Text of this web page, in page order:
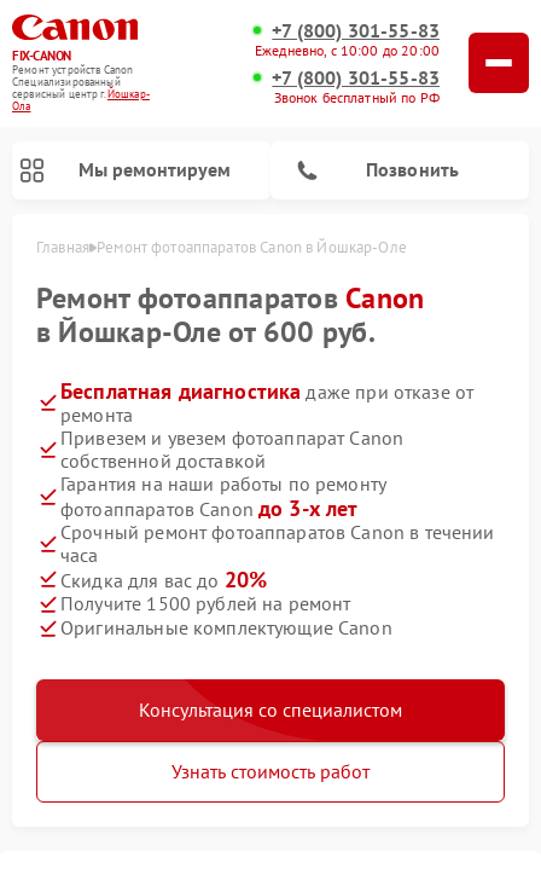
FIX-CANON
Ремонт устройств Canon
Специализированный
cервисный центр г.Йошкар-
Ола
+7 (800) 301-55-83
Ежедневно, с 10:00 до 20:00
+7 (800) 301-55-83
Звонок бесплатный по РФ
Мы ремонтируем Позвонить
Главная Ремонт фотоаппаратов Canon в Йошкар-Оле
Ремонт фотоаппаратов Canon
в Йошкар-Оле от 600 руб.
Бесплатная диагностика даже при отказе от
ремонта
Привезем и увезем фотоаппарат Canon
собственной доставкой
Гарантия на наши работы по ремонту
фотоаппаратов Canonдо 3-х лет
Срочный ремонт фотоаппаратов Canon в течении
часа
Скидка для вас до 20%
Получите 1500 рублей на ремонт
Оригинальные комплектующие Canon
Консультация со специалистом
Узнать стоимость работ